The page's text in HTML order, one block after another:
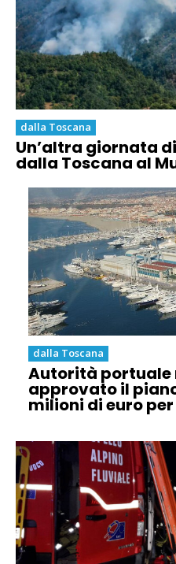
dalla Toscana
Un’altra giornata
dalla Toscana al
dalla Toscana
Autorità portuale
approvato il
milioni di euro